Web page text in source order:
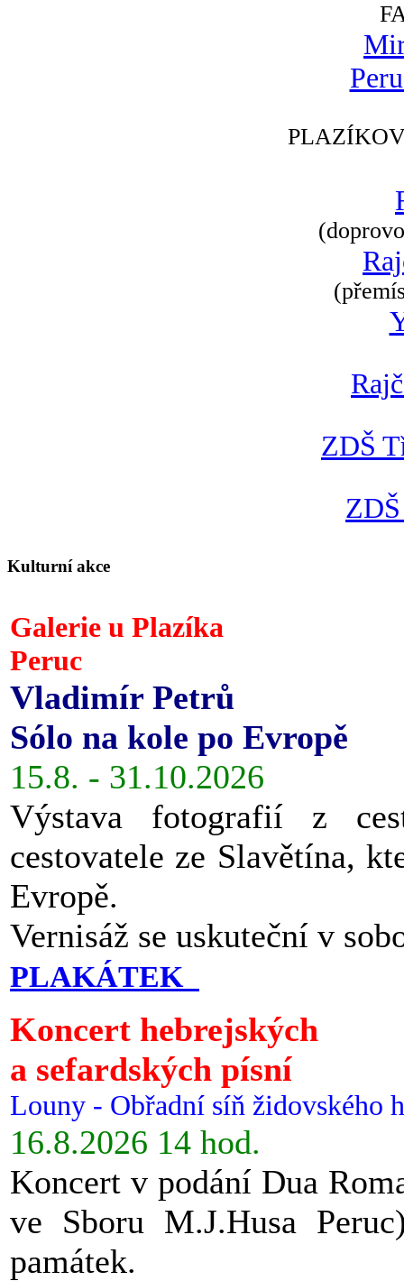
ZDŠ
Kulturní akce
Galerie u Plazíka
Peruc
Vladimír Petrů
Sólo na kole po Evropě
15.8. - 31.10.2026
Výstava fotografií z
cestovatele ze Slavětína,
Evropě.
Vernisáž se uskuteční v
PLAKÁTEK
Koncert hebrejských
a sefardských písní
Louny - Obřadní síň židovského
16.8.2026 14 hod.
Koncert v podání Dua
ve Sboru M.J.Husa
památek.